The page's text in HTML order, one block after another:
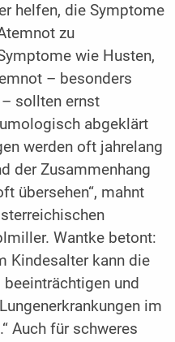
helfen, die Symptome
zu
wie Husten,
– besonders
sollten ernst
abgeklärt
werden oft jahrelang
der Zusammenhang
übersehen“, mahnt
Wantke betont:
Kindesalter kann die
und
im
Auch für schweres